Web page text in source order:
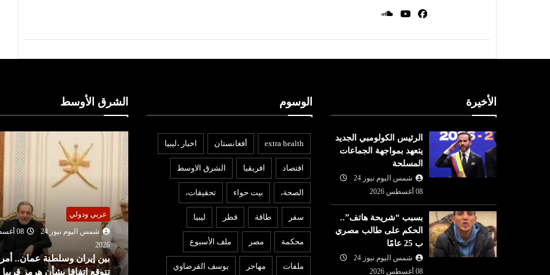
الأخيرة
الرئيس الكولومبي الجديد
يتعهد بمواجهة الجماعات
المسلحة
شمس اليوم نيوز 24
08 أغسطس 2026
بسبب “شريحة هاتف”..
الحكم على طالب مصري
ب 25 عامًا
شمس اليوم نيوز 24
08 أغسطس 2026
الوسوم
extra health أفغانستان اخبار ،ليبيا
افتصاد افريقيا الشرق الاوسط
الصحة، بيت حواء تحقيقات،
سفر طاقة قطر ليبيا
محكمة مصر ملف الأسبوع
ملفات مهاجر يوسف القرضاوي
الشرق الأوسط
07 أغسطس
شمس اليوم نيوز 24
07 أغسطس
2026
من الميدان إلى القرار: كيف تقود
زهرة محمد عيسى ملف التضامن
والإغاثة في ت...
عربي ودولي
شمس اليوم نيوز 24
08 أغسطس
بين إيران وسلطنة عمان.. أمريكا
تتوقع اتفاقا بشأن هرمز قريبا
شمس اليوم نيوز 24
07
2026
ردًا على روما.. إسبانيا تفرض
إجراءات مراقبة أمام
إيطاليا!